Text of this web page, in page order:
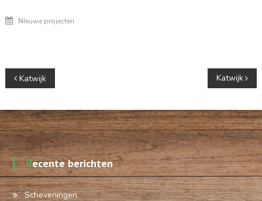
NIeuwe projecten
Berichtnavigatie
Katwijk Katwijk
Recente berichten
Scheveningen